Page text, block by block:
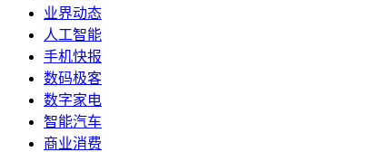
业界动态
人工智能
手机快报
数码极客
数字家电
智能汽车
商业消费